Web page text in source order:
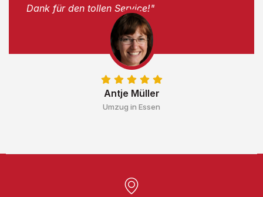
Antje Müller
Umzug in Essen
Dank für den tollen Service!"